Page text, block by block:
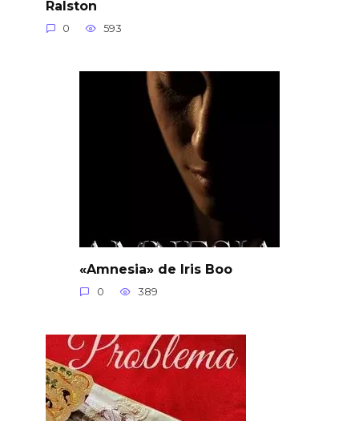
Ralston
0 593
«Amnesia» de Iris Boo
0 389